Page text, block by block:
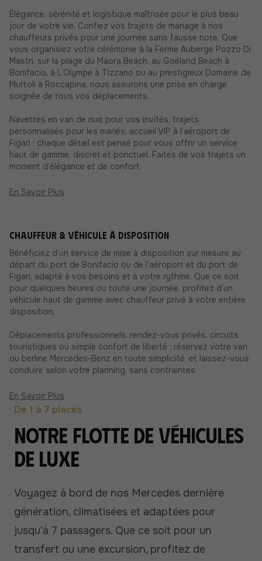
Élégance, sérénité et logistique maîtrisée pour le plus beau
jour de votre vie. Confiez vos trajets de mariage à nos
chauffeurs privés pour une journée sans fausse note. Que
vous organisiez votre cérémonie à la Ferme Auberge Pozzo Di
Mastri, sur la plage du Maora Beach, au Goéland Beach à
Bonifacio, à L’Olympe à Tizzano ou au prestigieux Domaine de
Murtoli à Roccapina, nous assurons une prise en charge
soignée de tous vos déplacements.
Navettes en van de nuit pour vos invités, trajets
personnalisés pour les mariés, accueil VIP à l’aéroport de
Figari : chaque détail est pensé pour vous offrir un service
haut de gamme, discret et ponctuel. Faites de vos trajets un
moment d’élégance et de confort.
En Savoir Plus
Chauffeur & Véhicule à Disposition
Bénéficiez d’un service de mise à disposition sur mesure au
départ du port de Bonifacio ou de l’aéroport et du port de
Figari, adapté à vos besoins et à votre rythme. Que ce soit
pour quelques heures ou toute une journée, profitez d’un
véhicule haut de gamme avec chauffeur privé à votre entière
disposition.
Déplacements professionnels, rendez-vous privés, circuits
touristiques ou simple confort de liberté : réservez votre van
ou berline Mercedes-Benz en toute simplicité, et laissez-vous
conduire selon votre planning, sans contraintes.
En Savoir Plus
De 1 à 7 places
Notre flotte de Véhicules
de luxe
Voyagez à bord de nos Mercedes dernière
génération, climatisées et adaptées pour
jusqu’à 7 passagers. Que ce soit pour un
transfert ou une excursion, profitez de